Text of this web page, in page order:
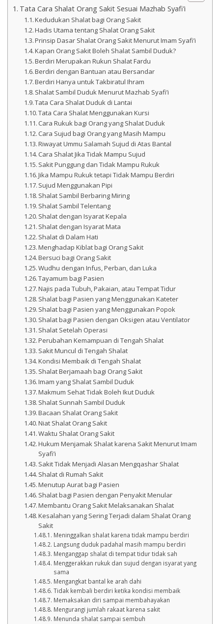
Tata Cara Shalat Orang Sakit Sesuai Mazhab Syafi’i
Kedudukan Shalat bagi Orang Sakit
Hadis Utama tentang Shalat Orang Sakit
Prinsip Dasar Shalat Orang Sakit Menurut Imam Syafi’i
Kapan Orang Sakit Boleh Shalat Sambil Duduk?
Berdiri Merupakan Rukun Shalat Fardu
Berdiri dengan Bantuan atau Bersandar
Berdiri Hanya untuk Takbiratul Ihram
Shalat Sambil Duduk Menurut Mazhab Syafi’i
Tata Cara Shalat Duduk di Lantai
Tata Cara Shalat Menggunakan Kursi
Cara Rukuk bagi Orang yang Shalat Duduk
Cara Sujud bagi Orang yang Masih Mampu
Riwayat Ummu Salamah Sujud di Atas Bantal
Cara Shalat Jika Tidak Mampu Sujud
Sakit Punggung dan Tidak Mampu Rukuk
Jika Mampu Rukuk tetapi Tidak Mampu Berdiri
Sujud Menggunakan Pipi
Shalat Sambil Berbaring Miring
Shalat Sambil Telentang
Shalat dengan Isyarat Kepala
Shalat dengan Isyarat Mata
Shalat di Dalam Hati
Menghadap Kiblat bagi Orang Sakit
Bersuci bagi Orang Sakit
Wudhu dengan Infus, Perban, dan Luka
Tayamum bagi Pasien
Najis pada Tubuh, Pakaian, atau Tempat Tidur
Shalat bagi Pasien yang Menggunakan Kateter
Shalat bagi Pasien yang Menggunakan Popok
Shalat bagi Pasien dengan Oksigen atau Ventilator
Shalat Setelah Operasi
Perubahan Kemampuan di Tengah Shalat
Sakit Muncul di Tengah Shalat
Kondisi Membaik di Tengah Shalat
Shalat Berjamaah bagi Orang Sakit
Imam yang Shalat Sambil Duduk
Makmum Sehat Tidak Boleh Ikut Duduk
Shalat Sunnah Sambil Duduk
Bacaan Shalat Orang Sakit
Niat Shalat Orang Sakit
Waktu Shalat Orang Sakit
Hukum Menjamak Shalat karena Sakit Menurut Imam
Syafi’i
Sakit Tidak Menjadi Alasan Mengqashar Shalat
Shalat di Rumah Sakit
Menutup Aurat bagi Pasien
Shalat bagi Pasien dengan Penyakit Menular
Membantu Orang Sakit Melaksanakan Shalat
Kesalahan yang Sering Terjadi dalam Shalat Orang
Sakit
Meninggalkan shalat karena tidak mampu berdiri
Langsung duduk padahal masih mampu berdiri
Menganggap shalat di tempat tidur tidak sah
Menggerakkan rukuk dan sujud dengan isyarat yang
sama
Mengangkat bantal ke arah dahi
Tidak kembali berdiri ketika kondisi membaik
Memaksakan diri sampai membahayakan
Mengurangi jumlah rakaat karena sakit
Menunda shalat sampai sembuh